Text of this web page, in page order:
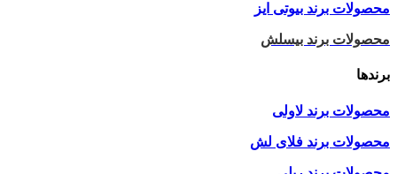
محصولات برند بیوتی ایز
محصولات برند بیسلش
برندها
محصولات برند لاولی
محصولات برند فلای لش